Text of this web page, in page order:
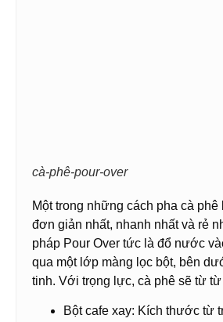
cà-phê-pour-over
Một trong những cách pha cà
đơn giản nhất, nhanh nhất và rẻ
pháp Pour Over tức là đổ nước
qua một lớp màng lọc bột, bên
tinh. Với trọng lực, cà phê sẽ từ
Bột cafe xay: Kích thước từ